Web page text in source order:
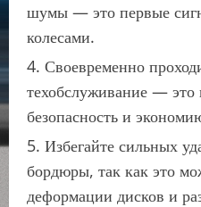
шумы — это первые
колесами.
Своевременно
техобслуживание —
безопасность и
Избегайте сильных
бордюры, так как это
деформации дисков и